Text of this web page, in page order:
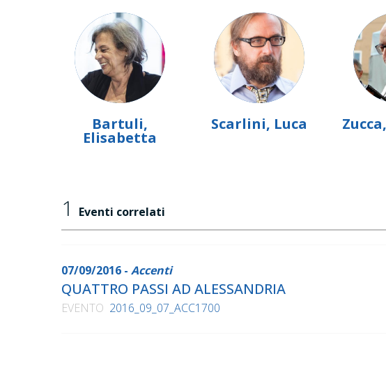
Bartuli,
Elisabetta
Scarlini, Luca
1 Eventi correlati
07/09/2016 - Accenti
QUATTRO PASSI AD ALESSANDRIA
EVENTO 2016_09_07_ACC1700